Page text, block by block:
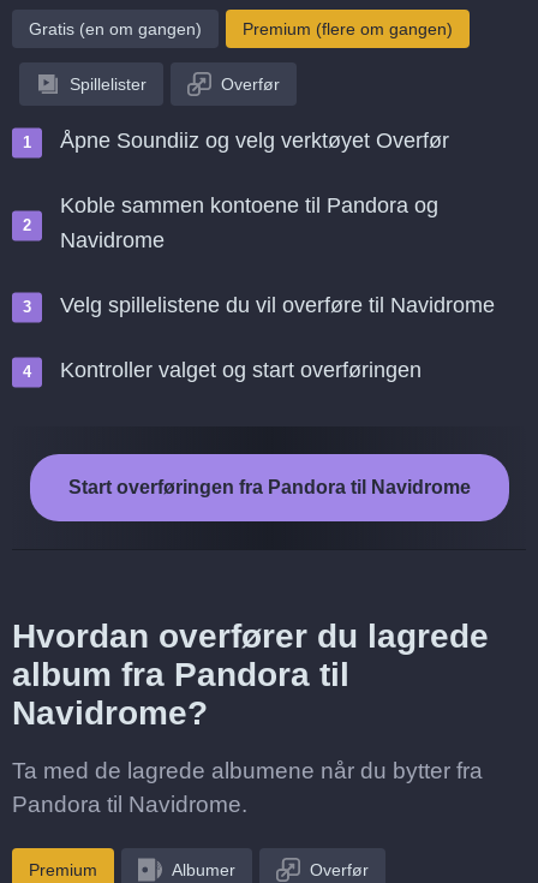
Gratis (en om gangen) Premium (flere om gangen)
Spillelister Overfør
Åpne Soundiiz og velg verktøyet Overfør
Koble sammen kontoene til Pandora og
Navidrome
Velg spillelistene du vil overføre til Navidrome
Kontroller valget og start overføringen
Start overføringen fra Pandora til Navidrome
Hvordan overfører du lagrede
album fra Pandora til
Navidrome?
Ta med de lagrede albumene når du bytter fra
Pandora til Navidrome.
Premium Albumer Overfør